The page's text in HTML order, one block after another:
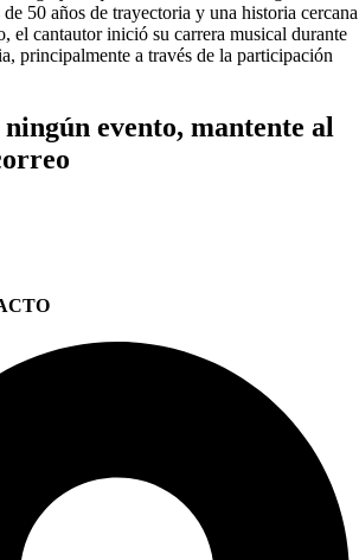
50 años de trayectoria y una historia cercana
el cantautor inició su carrera musical durante
principalmente a través de la participación
evento, mantente al